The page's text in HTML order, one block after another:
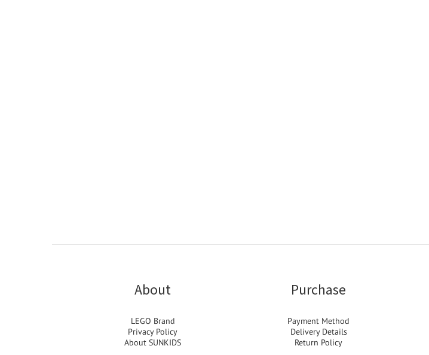
About
LEGO Brand
Privacy Policy
About SUNKIDS
Purchase
Payment Method
Delivery Details
Return Policy